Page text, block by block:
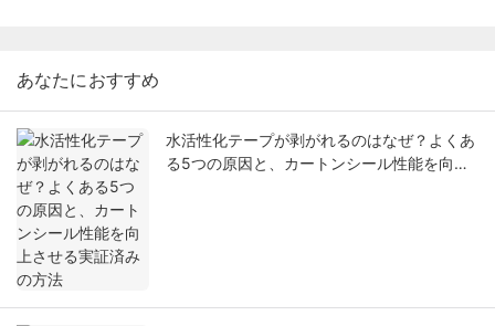
あなたにおすすめ
水活性化テープが剥がれるのはなぜ？よくあ
る5つの原因と、カートンシール性能を向上